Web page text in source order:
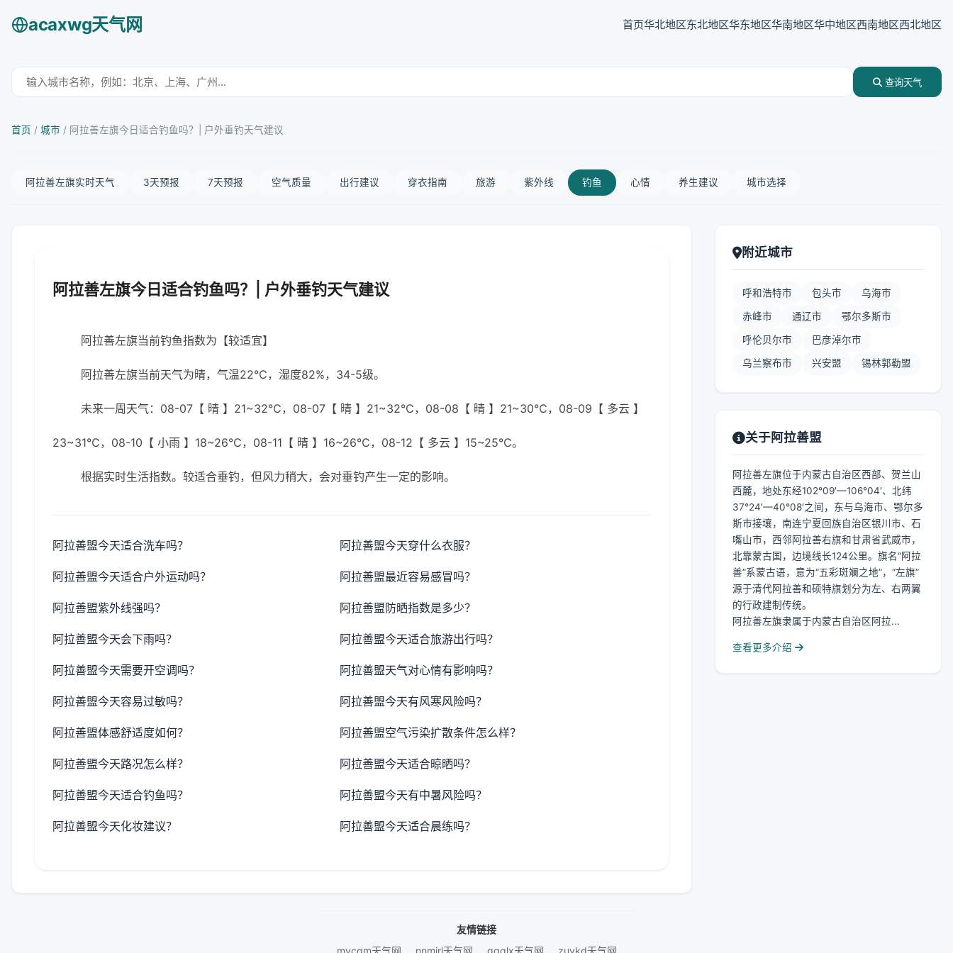
acaxwg天气网 首页华北地区东北地区华东地区华南地区华中地区西南地区西北地区
查询天气
首页 / 城市 / 阿拉善左旗今日适合钓鱼吗？| 户外垂钓天气建议
阿拉善左旗实时天气 3天预报 7天预报 空气质量 出行建议 穿衣指南 旅游 紫外线 钓鱼 心情 养生建议 城市选择
阿拉善左旗今日适合钓鱼吗？| 户外垂钓天气建议
阿拉善左旗当前钓鱼指数为【较适宜】
阿拉善左旗当前天气为晴，气温22℃，湿度82%，34-5级。
未来一周天气：08-07【 晴 】21~32℃，08-07【 晴 】21~32℃，08-08【 晴 】21~30℃，08-09【 多云 】
23~31℃，08-10【 小雨 】18~26℃，08-11【 晴 】16~26℃，08-12【 多云 】15~25℃。
根据实时生活指数。较适合垂钓，但风力稍大，会对垂钓产生一定的影响。
阿拉善盟今天适合洗车吗？ 阿拉善盟今天穿什么衣服？
阿拉善盟今天适合户外运动吗？ 阿拉善盟最近容易感冒吗？
阿拉善盟紫外线强吗？ 阿拉善盟防晒指数是多少？
阿拉善盟今天会下雨吗？ 阿拉善盟今天适合旅游出行吗？
阿拉善盟今天需要开空调吗？ 阿拉善盟天气对心情有影响吗？
阿拉善盟今天容易过敏吗？ 阿拉善盟今天有风寒风险吗？
阿拉善盟体感舒适度如何？ 阿拉善盟空气污染扩散条件怎么样？
阿拉善盟今天路况怎么样？ 阿拉善盟今天适合晾晒吗？
阿拉善盟今天适合钓鱼吗？ 阿拉善盟今天有中暑风险吗？
阿拉善盟今天化妆建议？ 阿拉善盟今天适合晨练吗？
附近城市
呼和浩特市 包头市 乌海市
赤峰市 通辽市 鄂尔多斯市
呼伦贝尔市 巴彦淖尔市
乌兰察布市 兴安盟 锡林郭勒盟
关于阿拉善盟
阿拉善左旗位于内蒙古自治区西部、贺兰山
西麓，地处东经102°09′—106°04′、北纬
37°24′—40°08′之间，东与乌海市、鄂尔多
斯市接壤，南连宁夏回族自治区银川市、石
嘴山市，西邻阿拉善右旗和甘肃省武威市，
北靠蒙古国，边境线长124公里。旗名“阿拉
善”系蒙古语，意为“五彩斑斓之地”，“左旗”
源于清代阿拉善和硕特旗划分为左、右两翼
的行政建制传统。
阿拉善左旗隶属于内蒙古自治区阿拉...
查看更多介绍
友情链接
mycqm天气网
nnmjrl天气网 gqqlx天气网 zuykd天气网